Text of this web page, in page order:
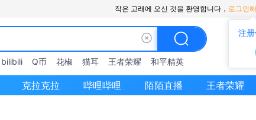
注
작은 고래에 오신 것을 환영합니다， 로그인
bilibili Q币 花椒 猫耳 王者荣耀 和平精英
克拉克拉 哔哩哔哩 陌陌直播 王者荣耀